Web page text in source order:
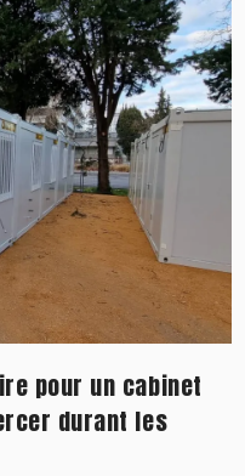
pour un cabinet
durant les